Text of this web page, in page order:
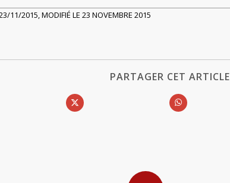
11/2015, MODIFIÉ LE 23 NOVEMBRE 2015
PARTAGER CET ARTICLE